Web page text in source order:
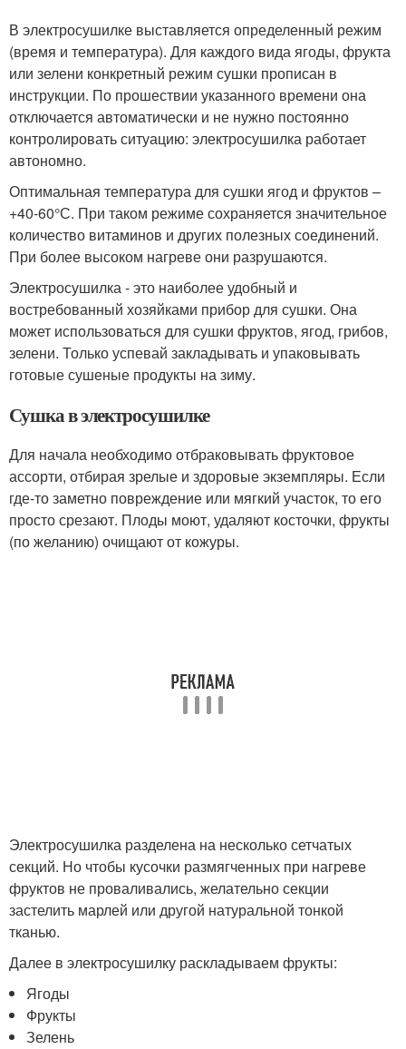
В электросушилке выставляется определенный режим
(время и температура). Для каждого вида ягоды, фрукта
или зелени конкретный режим сушки прописан в
инструкции. По прошествии указанного времени она
отключается автоматически и не нужно постоянно
контролировать ситуацию: электросушилка работает
автономно.
Оптимальная температура для сушки ягод и фруктов –
+40-60°С. При таком режиме сохраняется значительное
количество витаминов и других полезных соединений.
При более высоком нагреве они разрушаются.
Электросушилка - это наиболее удобный и
востребованный хозяйками прибор для сушки. Она
может использоваться для сушки фруктов, ягод, грибов,
зелени. Только успевай закладывать и упаковывать
готовые сушеные продукты на зиму.
Сушка в электросушилке
Для начала необходимо отбраковывать фруктовое
ассорти, отбирая зрелые и здоровые экземпляры. Если
где-то заметно повреждение или мягкий участок, то его
просто срезают. Плоды моют, удаляют косточки, фрукты
(по желанию) очищают от кожуры.
Электросушилка разделена на несколько сетчатых
секций. Но чтобы кусочки размягченных при нагреве
фруктов не проваливались, желательно секции
застелить марлей или другой натуральной тонкой
тканью.
Далее в электросушилку раскладываем фрукты:
Ягоды
Фрукты
Зелень